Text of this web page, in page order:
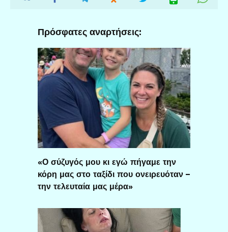
Πρόσφατες αναρτήσεις:
«Ο σύζυγός μου κι εγώ πήγαμε την
κόρη μας στο ταξίδι που ονειρευόταν –
την τελευταία μας μέρα»